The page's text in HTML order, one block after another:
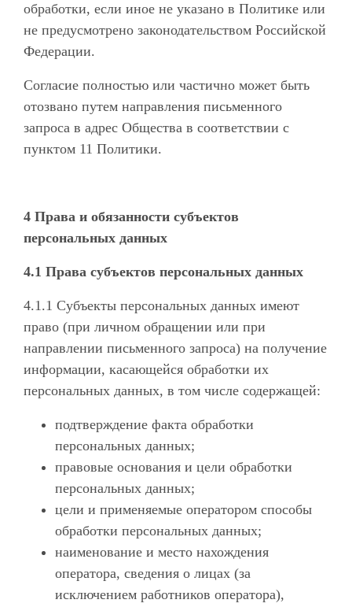
обработки, если иное не указано в Политике или
не предусмотрено законодательством Российской
Федерации.
Согласие полностью или частично может быть
отозвано путем направления письменного
запроса в адрес Общества в соответствии с
пунктом 11 Политики.
4 Права и обязанности субъектов
персональных данных
4.1 Права субъектов персональных данных
4.1.1 Субъекты персональных данных имеют
право (при личном обращении или при
направлении письменного запроса) на получение
информации, касающейся обработки их
персональных данных, в том числе содержащей:
подтверждение факта обработки
персональных данных;
правовые основания и цели обработки
персональных данных;
цели и применяемые оператором способы
обработки персональных данных;
наименование и место нахождения
оператора, сведения о лицах (за
исключением работников оператора),